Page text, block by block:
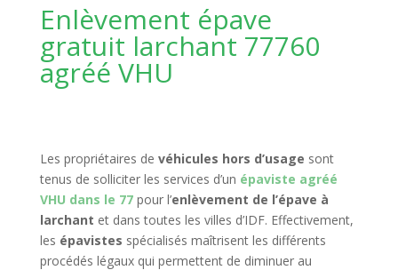
Enlèvement épave
gratuit larchant 77760
agréé VHU
Les propriétaires de véhicules hors d’usage sont
tenus de solliciter les services d’un épaviste agréé
VHU dans le 77pour l’enlèvement de l’épave à
larchant et dans toutes les villes d’IDF. Effectivement,
les épavistes spécialisés maîtrisent les différents
procédés légaux qui permettent de diminuer au